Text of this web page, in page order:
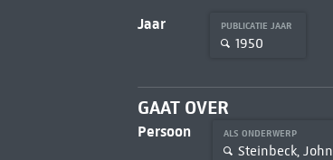
Jaar PUBLICATIE JAAR
1950
GAAT OVER
Persoon ALS ONDERWERP
Steinbeck, John